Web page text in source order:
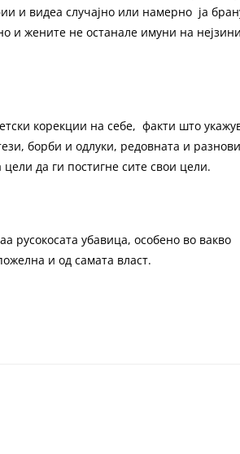
и видеа случајно или намерно ја
и жените не останале имуни на
корекции на себе, факти што
борби и одлуки, редовната и
да ги постигне сите свои цели.
русокосата убавица, особено во вакво
и од самата власт.